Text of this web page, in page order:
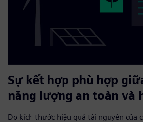
Sự kết hợp phù hợp
năng lượng an toàn và
Đo kích thước hiệu quả tài nguyên của